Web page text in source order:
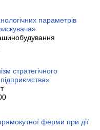
параметрів
стратегічного
ферми при дії